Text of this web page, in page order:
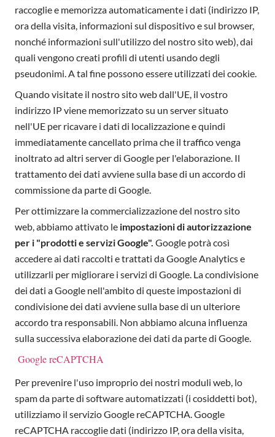
raccoglie e memorizza automaticamente i dati (indirizzo IP,
ora della visita, informazioni sul dispositivo e sul browser,
nonché informazioni sull'utilizzo del nostro sito web), dai
quali vengono creati profili di utenti usando degli
pseudonimi. A tal fine possono essere utilizzati dei cookie.
Quando visitate il nostro sito web dall'UE, il vostro
indirizzo IP viene memorizzato su un server situato
nell'UE per ricavare i dati di localizzazione e quindi
immediatamente cancellato prima che il traffico venga
inoltrato ad altri server di Google per l'elaborazione. Il
trattamento dei dati avviene sulla base di un accordo di
commissione da parte di Google.
Per ottimizzare la commercializzazione del nostro sito
web, abbiamo attivato le impostazioni di autorizzazione
per i "prodotti e servizi Google". Google potrà così
accedere ai dati raccolti e trattati da Google Analytics e
utilizzarli per migliorare i servizi di Google. La condivisione
dei dati a Google nell'ambito di queste impostazioni di
condivisione dei dati avviene sulla base di un ulteriore
accordo tra responsabili. Non abbiamo alcuna influenza
sulla successiva elaborazione dei dati da parte di Google.
Google reCAPTCHA
Per prevenire l'uso improprio dei nostri moduli web, lo
spam da parte di software automatizzati (i cosiddetti bot),
utilizziamo il servizio Google reCAPTCHA. Google
reCAPTCHA raccoglie dati (indirizzo IP, ora della visita,